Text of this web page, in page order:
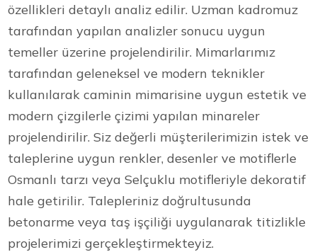
özellikleri detaylı analiz edilir. Uzman kadromuz
tarafından yapılan analizler sonucu uygun
temeller üzerine projelendirilir. Mimarlarımız
tarafından geleneksel ve modern teknikler
kullanılarak caminin mimarisine uygun estetik ve
modern çizgilerle çizimi yapılan minareler
projelendirilir. Siz değerli müşterilerimizin istek ve
taleplerine uygun renkler, desenler ve motiflerle
Osmanlı tarzı veya Selçuklu motifleriyle dekoratif
hale getirilir. Talepleriniz doğrultusunda
betonarme veya taş işçiliği uygulanarak titizlikle
projelerimizi gerçekleştirmekteyiz.